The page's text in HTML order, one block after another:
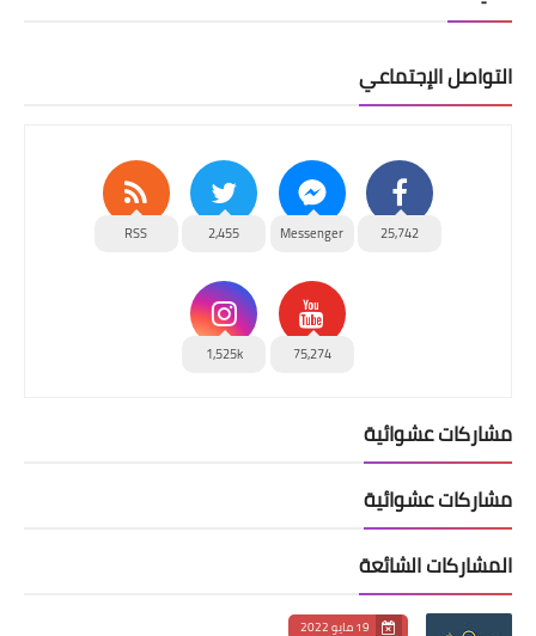
التواصل الإجتماعي
25,742
Messenger
2,455
RSS
75,274
1,525k
مشاركات عشوائية
مشاركات عشوائية
المشاركات الشائعة
19 مايو 2022